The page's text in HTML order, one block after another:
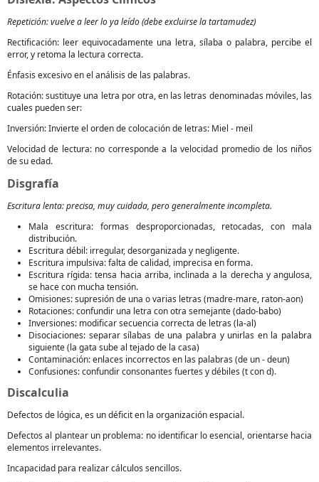
Repetición: vuelve a leer lo ya leído (debe excluirse la tartamudez)
Rectificación: leer equivocadamente una letra, sílaba o palabra, percibe el
error, y retoma la lectura correcta.
Énfasis excesivo en el análisis de las palabras.
Rotación: sustituye una letra por otra, en las letras denominadas móviles, las
cuales pueden ser:
Inversión: Invierte el orden de colocación de letras: Miel - meil
Velocidad de lectura: no corresponde a la velocidad promedio de los niños
de su edad.
Disgrafía
Escritura lenta: precisa, muy cuidada, pero generalmente incompleta.
Mala escritura: formas desproporcionadas, retocadas, con mala
distribución.
Escritura débil: irregular, desorganizada y negligente.
Escritura impulsiva: falta de calidad, imprecisa en forma.
Escritura rígida: tensa hacia arriba, inclinada a la derecha y angulosa,
se hace con mucha tensión.
Omisiones: supresión de una o varias letras (madre-mare, raton-aon)
Rotaciones: confundir una letra con otra semejante (dado-babo)
Inversiones: modificar secuencia correcta de letras (la-al)
Disociaciones: separar sílabas de una palabra y unirlas en la palabra
siguiente (la gata sube al tejado de la casa)
Contaminación: enlaces incorrectos en las palabras (de un - deun)
Confusiones: confundir consonantes fuertes y débiles (t con d).
Discalculia
Defectos de lógica, es un déficit en la organización espacial.
Defectos al plantear un problema: no identificar lo esencial, orientarse hacia
elementos irrelevantes.
Incapacidad para realizar cálculos sencillos.